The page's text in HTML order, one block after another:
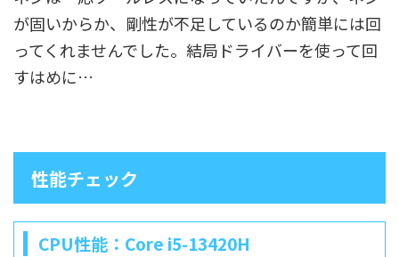
が固いからか、剛性が不足しているのか簡単には回
ってくれませんでした。結局ドライバーを使って回
すはめに…
性能チェック
CPU性能：Core i5-13420H